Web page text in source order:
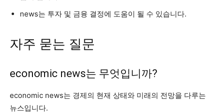
news는 투자 및 금융 결정에 도움이 될 수 있습니다.
자주 묻는 질문
economic news는 무엇입니까?
economic news는 경제의 현재 상태와 미래의 전망을 다루는
뉴스입니다.